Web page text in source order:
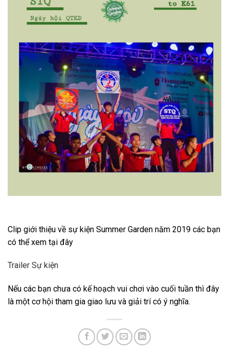
Clip giới thiệu về sự kiện Summer Garden năm 2019 các bạn
có thể xem tại đây
Trailer Sự kiện
Nếu các bạn chưa có kế hoạch vui chơi vào cuối tuần thì đây
là một cơ hội tham gia giao lưu và giải trí có ý nghĩa.